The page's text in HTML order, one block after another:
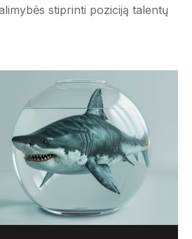
stiprinti poziciją talentų